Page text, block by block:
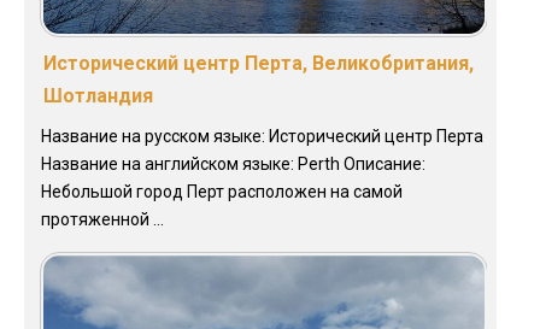
Исторический центр Перта, Великобритания,
Шотландия
Название на русском языке: Исторический центр Перта
Название на английском языке: Perth Описание:
Небольшой город Перт расположен на самой
протяженной ...